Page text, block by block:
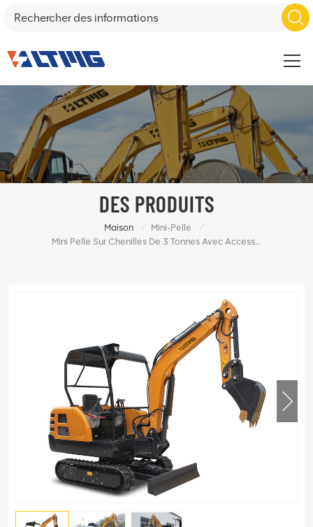
DES PRODUITS
Maison / Mini-Pelle
/
Mini Pelle Sur Chenilles De 3 Tonnes Avec Accessoire En Option